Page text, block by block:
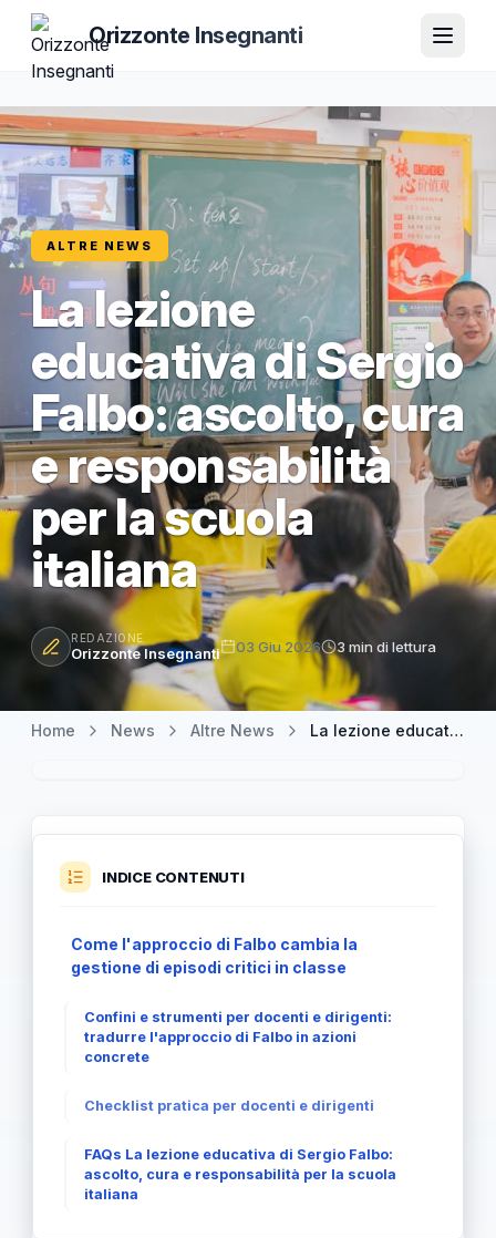
Orizzonte Insegnanti
ALTRE NEWS
La lezione
educativa di Sergio
Falbo: ascolto, cura
e responsabilità
per la scuola
italiana
REDAZIONE
Orizzonte Insegnanti 03 Giu 2026 3 min di lettura
Home News Altre News La lezione educativa di Sergio Falbo: ascolto, cura e responsabilità per la scuola italiana
INDICE CONTENUTI
Come l'approccio di Falbo cambia la
gestione di episodi critici in classe
Confini e strumenti per docenti e dirigenti:
tradurre l'approccio di Falbo in azioni
concrete
Checklist pratica per docenti e dirigenti
FAQs La lezione educativa di Sergio Falbo:
ascolto, cura e responsabilità per la scuola
italiana